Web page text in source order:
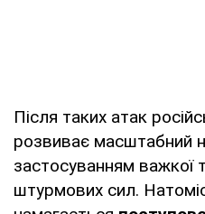
Після таких атак
розвиває масштабний
застосуванням важкої
штурмових сил.